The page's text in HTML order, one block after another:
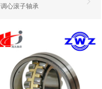
调心滚子轴承